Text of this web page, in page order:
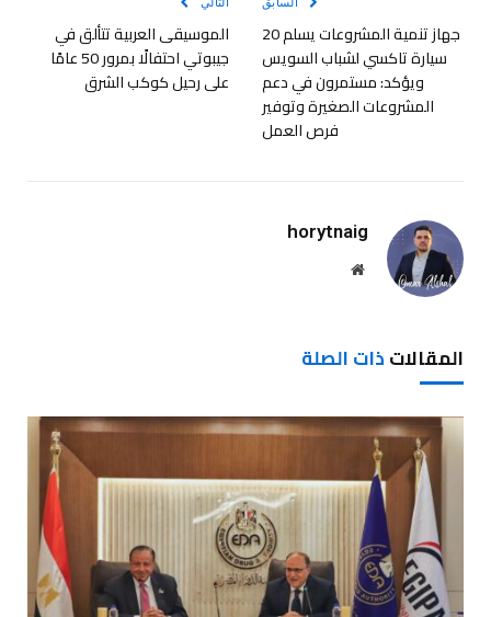
جهاز تنمية المشروعات يسلم 20
سيارة تاكسي لشباب السويس
ويؤكد: مستمرون في دعم
المشروعات الصغيرة وتوفير
فرص العمل
الموسيقى العربية تتألق في
جيبوتي احتفالًا بمرور 50 عامًا
على رحيل كوكب الشرق
horytnaig
موقع
المقالاتذات الصلة